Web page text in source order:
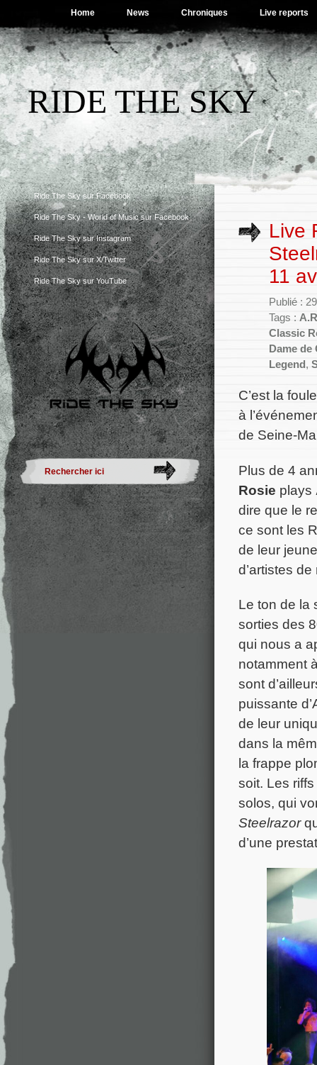
Home News Chroniques Live reports
RIDE THE SKY
Ride The Sky sur Facebook
Ride The Sky - World of Music sur Facebook
Ride The Sky sur Instagram
Ride The Sky sur X/Twitter
Ride The Sky sur YouTube
Live
11
Publié :
Tags :
Classic
Dame
Legend ,
C’est la
à
de Seine-
Plus de 4
Rosie plays
dire que le
ce sont les
de leur
d’artistes
Le ton de la
sorties des
qui nous a
notamment
sont
puissante
de leur
dans la
la frappe
soit. Les
solos, qui
Steelrazor
d’une